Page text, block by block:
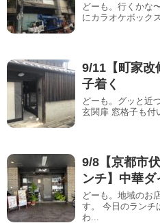
どーも。行くかな
にカラオケボック
9/11【町家改
子着く
どーも。グッと近
玄関扉 窓格子も付
9/8【京都市
ンチ】中華
どーも。地域のお
す。 今日のランチ
わ...